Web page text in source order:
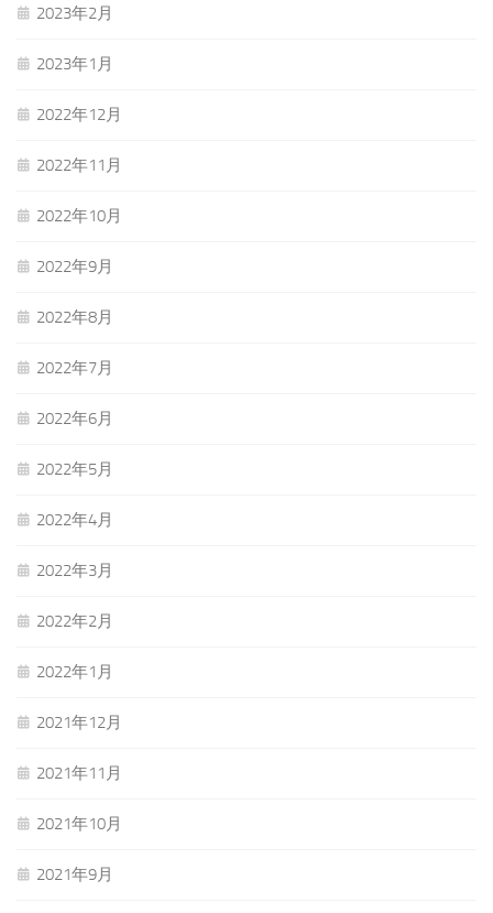
2023年2月
2023年1月
2022年12月
2022年11月
2022年10月
2022年9月
2022年8月
2022年7月
2022年6月
2022年5月
2022年4月
2022年3月
2022年2月
2022年1月
2021年12月
2021年11月
2021年10月
2021年9月